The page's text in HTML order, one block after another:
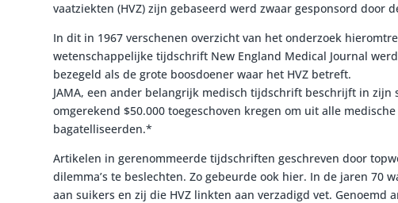
vaatziekten (HVZ) zijn gebaseerd werd zwaar gesponsord door
In dit in 1967 verschenen overzicht van het onderzoek
wetenschappelijke tijdschrift New England Medical Journal
bezegeld als de grote boosdoener waar het HVZ betreft.
JAMA, een ander belangrijk medisch tijdschrift beschrijft in
omgerekend $50.000 toegeschoven kregen om uit alle
bagatelliseerden.*
Artikelen in gerenommeerde tijdschriften geschreven door
dilemma’s te beslechten. Zo gebeurde ook hier. In de jaren 70
aan suikers en zij die HVZ linkten aan verzadigd vet. Genoemd